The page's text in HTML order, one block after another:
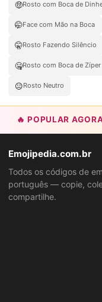
🤑Rosto com Boca de
🤭Face com Mão na Boca
🤫Rosto Fazendo Silêncio
🤐Rosto com Boca de Zíper
😐Rosto Neutro
🔥 POPULAR
Emojipedia.com.br
Todos os códigos de
português — copie,
compartilhe.